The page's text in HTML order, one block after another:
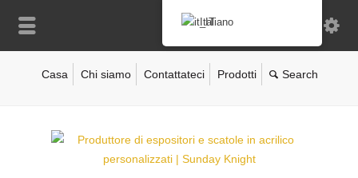
Casa Chi siamo Contattateci Prodotti
Italiano